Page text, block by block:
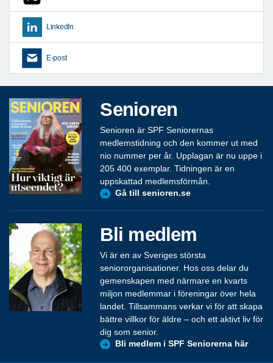
LinkedIn
E-post
Senioren
Senioren är SPF Seniorernas
medlemstidning och den kommer ut med
nio nummer per år. Upplagan är nu uppe i
205 400 exemplar. Tidningen är en
uppskattad medlemsförmån.
Gå till senioren.se
Bli medlem
Vi är en av Sveriges största
seniororganisationer. Hos oss delar du
gemenskapen med närmare en kvarts
miljon medlemmar i föreningar över hela
landet. Tillsammans verkar vi för att skapa
bättre villkor för äldre – och ett aktivt liv för
dig som senior.
Bli medlem i SPF Seniorerna här